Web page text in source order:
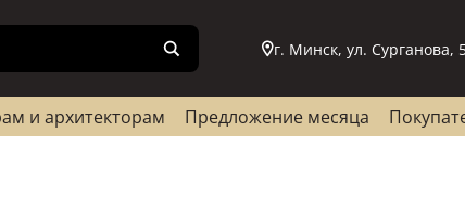
г. Минск, ул. Сурганова,
и архитекторам Предложение месяца